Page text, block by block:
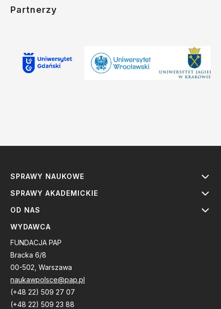
Partnerzy
SPRAWY NAUKOWE
SPRAWY AKADEMICKIE
OD NAS
WYDAWCA
FUNDACJA PAP
Bracka 6/8
00-502, Warszawa
naukawpolsce@pap.pl
(+48 22) 509 27 07
(+48 22) 509 23 88